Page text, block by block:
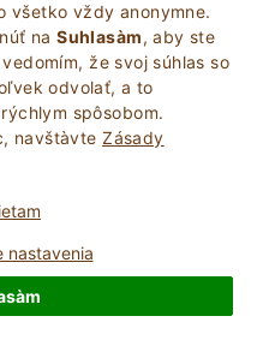
všetko vždy anonymne.
naSuhlasàm, aby ste
že svoj súhlas so
odvolať, a to
spôsobom.
navštà­vteZásady
nastavenia
BOOK